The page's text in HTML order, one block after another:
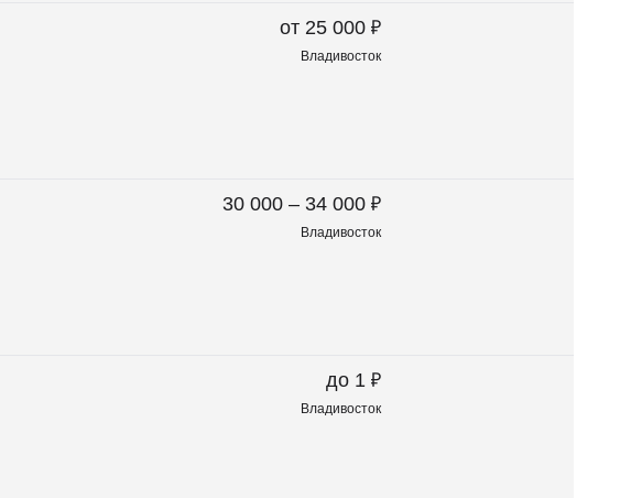
от 25 000 ₽
Владивосток
30 000 – 34 000 ₽
Владивосток
до 1 ₽
Владивосток